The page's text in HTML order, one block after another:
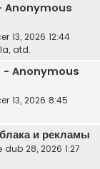
Anonymous
13, 2026 12:44
atd.
- Anonymous
13, 2026 8:45
и рекламы
dub 28, 2026 1:27